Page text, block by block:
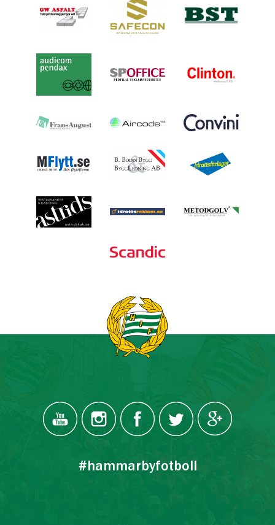
#hammarbyfotboll